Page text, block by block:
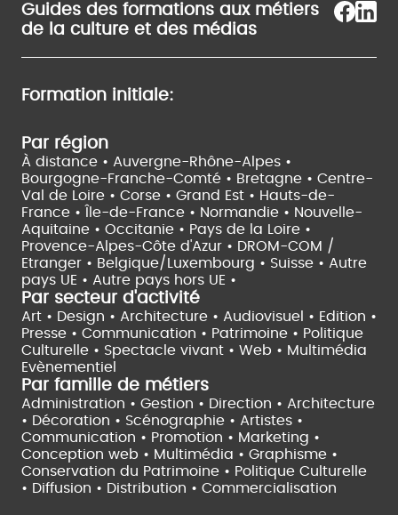
Guides des formations aux métiers
de la culture et des médias
Formation initiale:
Par région
À distance • Auvergne-Rhône-Alpes •
Bourgogne-Franche-Comté • Bretagne • Centre-
Val de Loire • Corse • Grand Est • Hauts-de-
France •
Île-de-France • Normandie • Nouvelle-
Aquitaine • Occitanie • Pays de la Loire •
Provence-Alpes-Côte d'Azur • DROM-COM /
Etranger • Belgique/Luxembourg • Suisse • Autre
pays UE • Autre pays hors UE •
Par secteur d'activité
Art • Design • Architecture • Audiovisuel • Edition •
Presse • Communication • Patrimoine • Politique
Culturelle • Spectacle vivant • Web • Multimédia
Evènementiel
Par famille de métiers
Administration • Gestion • Direction • Architecture
• Décoration • Scénographie • Artistes •
Communication • Promotion • Marketing •
Conception web • Multimédia • Graphisme •
Conservation du Patrimoine • Politique Culturelle
• Diffusion • Distribution • Commercialisation